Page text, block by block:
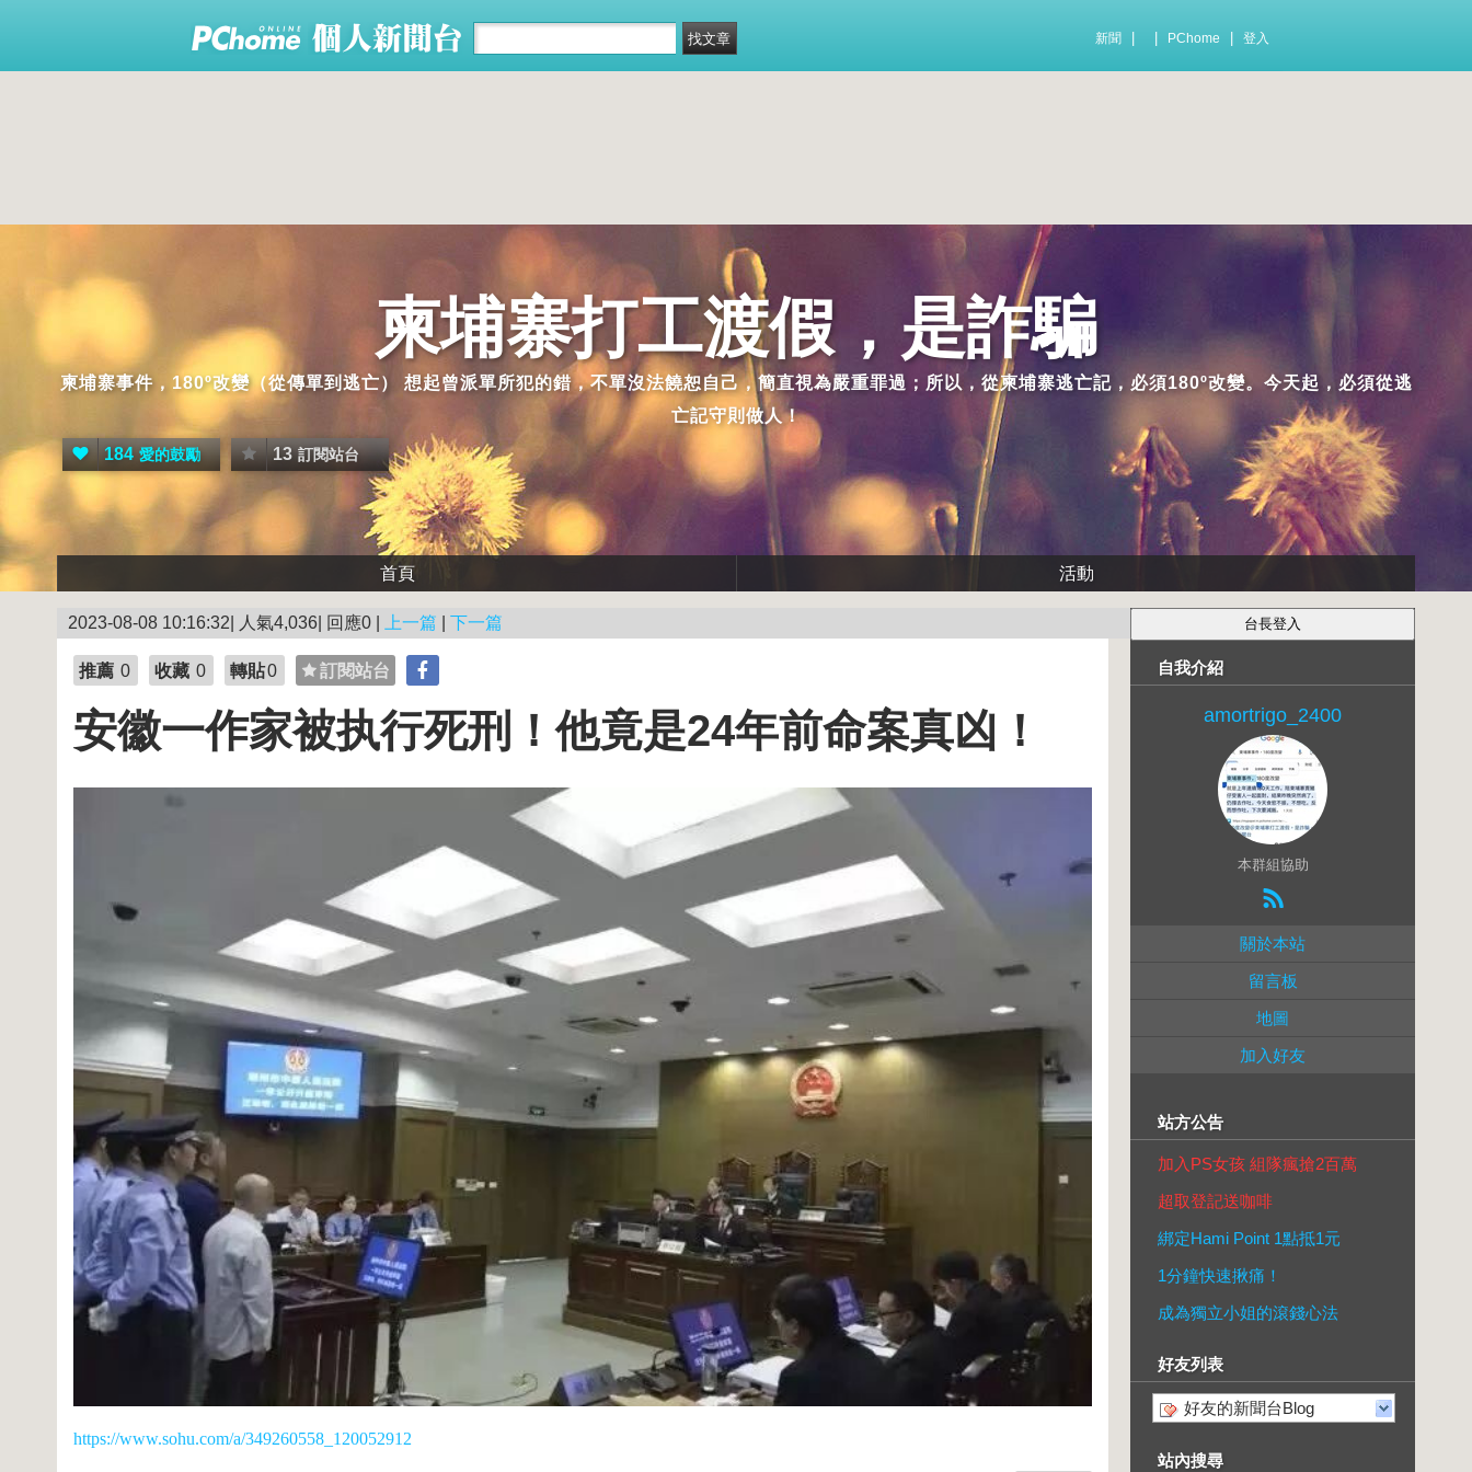
新聞 PChome 登入
柬埔寨打工渡假，是詐騙
柬埔寨事件，180º改變（從傳單到逃亡） 想起曾派單所犯的錯，不單沒法饒恕自己，簡直視為嚴重罪過；所以，從柬埔寨逃亡記，必須180º改變。今天起，必須從逃
亡記守則做人！
184 愛的鼓勵 13 訂閱站台
首頁 活動
2023-08-08 10:16:32| 人氣4,036| 回應0 | 上一篇 下一篇
推薦 0 收藏 0 轉貼0 訂閱站台
安徽一作家被执行死刑！他竟是24年前命案真凶！
https://www.sohu.com/a/349260558_120052912
自我介紹
amortrigo_2400
本群組協助
關於本站
留言板
地圖
加入好友
站方公告
加入PS女孩 組隊瘋搶2百萬
超取登記送咖啡
綁定Hami Point 1點抵1元
1分鐘快速揪痛！
成為獨立小姐的滾錢心法
好友列表
好友的新聞台Blog
站內搜尋